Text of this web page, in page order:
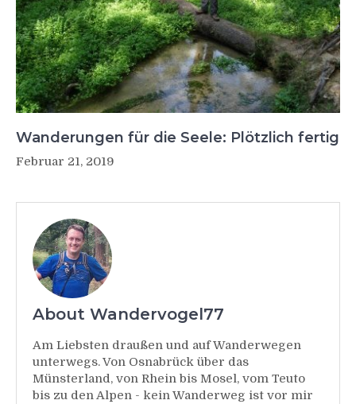
Wanderungen für die Seele: Plötzlich fertig
Februar 21, 2019
About Wandervogel77
Am Liebsten draußen und auf Wanderwegen
unterwegs. Von Osnabrück über das
Münsterland, von Rhein bis Mosel, vom Teuto
bis zu den Alpen - kein Wanderweg ist vor mir